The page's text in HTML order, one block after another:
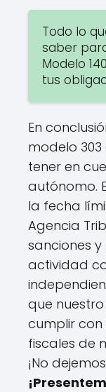
Todo lo
saber
Modelo
tus
En
modelo
tener en
autónomo.
la fecha
Agencia
sanciones
actividad
que
cumplir
fiscales de
¡No